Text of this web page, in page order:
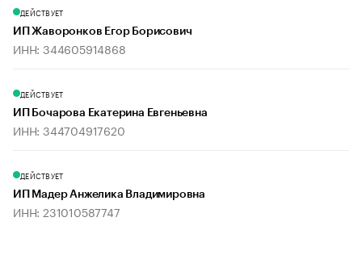
ДЕЙСТВУЕТ
ИП Жаворонков Егор Борисович
ИНН: 344605914868
ДЕЙСТВУЕТ
ИП Бочарова Екатерина Евгеньевна
ИНН: 344704917620
ДЕЙСТВУЕТ
ИП Мадер Анжелика Владимировна
ИНН: 231010587747